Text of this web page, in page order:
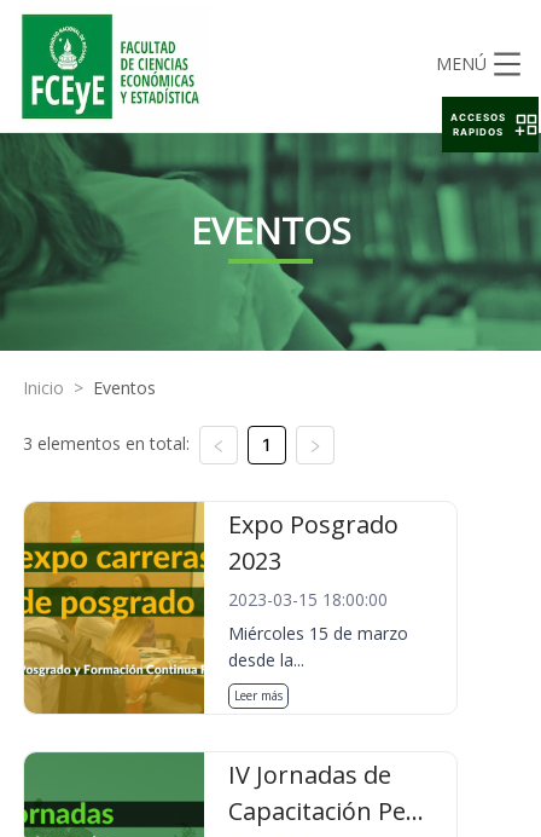
MENÚ
EVENTOS
Inicio > Eventos
3 elementos en total: 1
Expo Posgrado
2023
2023-03-15 18:00:00
Miércoles 15 de marzo
desde la...
Leer más
IV Jornadas de
Capacitación Pe...
ACCESOS
RAPIDOS